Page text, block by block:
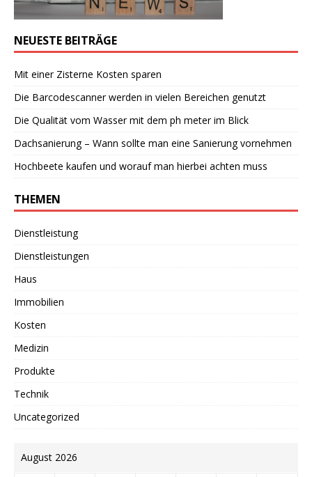
NEUESTE BEITRÄGE
Mit einer Zisterne Kosten sparen
Die Barcodescanner werden in vielen Bereichen genutzt
Die Qualität vom Wasser mit dem ph meter im Blick
Dachsanierung – Wann sollte man eine Sanierung vornehmen
Hochbeete kaufen und worauf man hierbei achten muss
THEMEN
Dienstleistung
Dienstleistungen
Haus
Immobilien
Kosten
Medizin
Produkte
Technik
Uncategorized
August 2026